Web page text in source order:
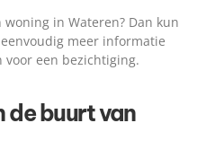
in Wateren? Dan kun
meer informatie
voor een bezichtiging.
de buurt van